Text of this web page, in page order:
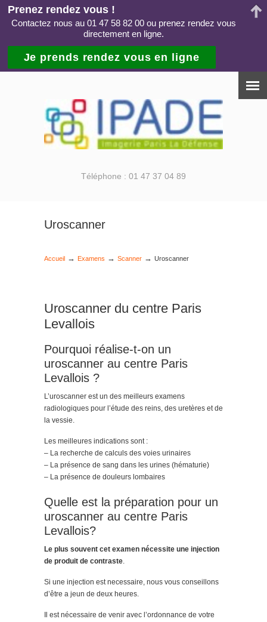
Téléphone : 01 47 37 04 89
Uroscanner
Accueil → Examens → Scanner → Uroscanner
Uroscanner du centre Paris
Levallois
Pourquoi réalise-t-on un
uroscanner au centre Paris
Levallois ?
L’uroscanner est un des meilleurs examens
radiologiques pour l’étude des reins, des uretères et de
la vessie.
Les meilleures indications sont :
– La recherche de calculs des voies urinaires
– La présence de sang dans les urines (hématurie)
– La présence de douleurs lombaires
Quelle est la préparation pour un
uroscanner au centre Paris
Levallois?
Le plus souvent cet examen nécessite une injection
de produit de contraste.
Si une injection est necessaire, nous vous conseillons
d’être a jeun de deux heures.
Il est nécessaire de venir avec l’ordonnance de votre
Prenez rendez vous !
Contactez nous au 01 47 58 82 00 ou prenez rendez vous
directement en ligne.
Je prends rendez vous en ligne